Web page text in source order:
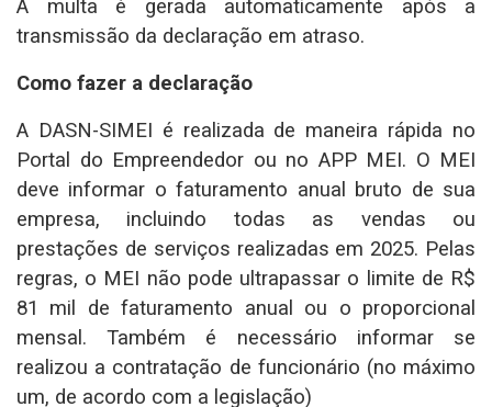
A multa é gerada automaticamente após a
transmissão da declaração em atraso.
Como fazer a declaração
A DASN-SIMEI é realizada de maneira rápida no
Portal do Empreendedor ou no APP MEI. O MEI
deve informar o faturamento anual bruto de sua
empresa, incluindo todas as vendas ou
prestações de serviços realizadas em 2025. Pelas
regras, o MEI não pode ultrapassar o limite de R$
81 mil de faturamento anual ou o proporcional
mensal. Também é necessário informar se
realizou a contratação de funcionário (no máximo
um, de acordo com a legislação)